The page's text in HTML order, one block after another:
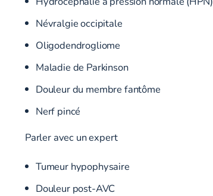
Névralgie occipitale
Oligodendrogliome
Maladie de Parkinson
Douleur du membre fantôme
Nerf pincé
Parler avec un expert
Tumeur hypophysaire
Douleur post-AVC